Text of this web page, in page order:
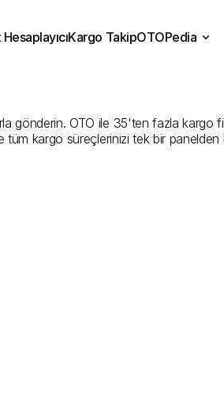
OTO ile 35'ten fazla kargo
tüm kargo süreçlerinizi tek bir
Kargo TakipOTOPedia